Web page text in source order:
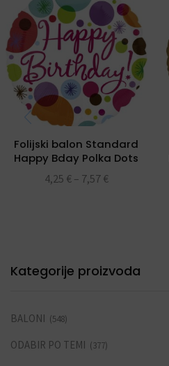
Folijski balon Standard
Happy Bday Polka Dots
4,25 € – 7,57 €
Kategorije proizvoda
BALONI (548)
ODABIR PO TEMI (377)